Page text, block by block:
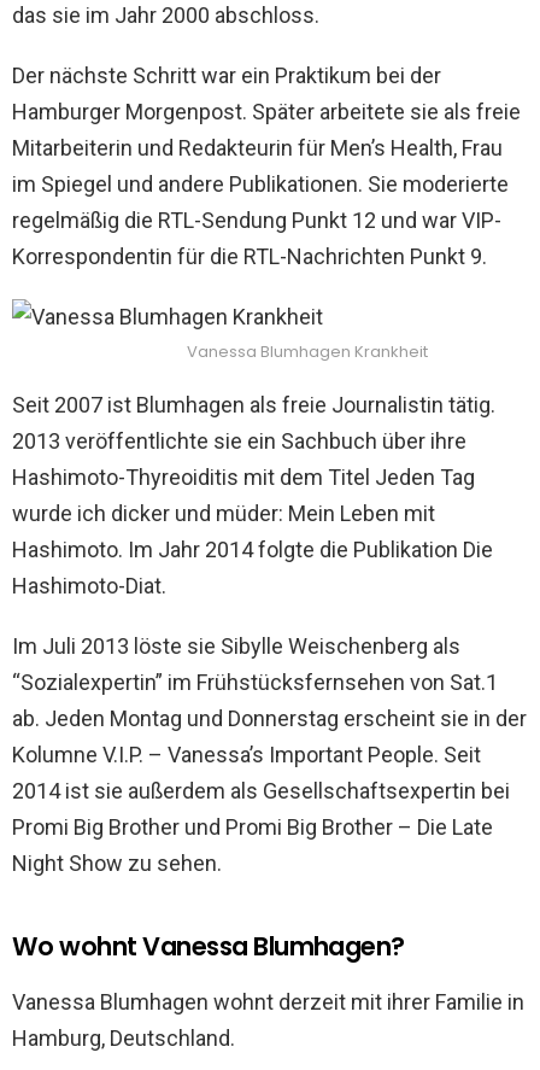
das sie im Jahr 2000 abschloss.
Der nächste Schritt war ein Praktikum bei der
Hamburger Morgenpost. Später arbeitete sie als freie
Mitarbeiterin und Redakteurin für Men’s Health, Frau
im Spiegel und andere Publikationen. Sie moderierte
regelmäßig die RTL-Sendung Punkt 12 und war VIP-
Korrespondentin für die RTL-Nachrichten Punkt 9.
Vanessa Blumhagen Krankheit
Seit 2007 ist Blumhagen als freie Journalistin tätig.
2013 veröffentlichte sie ein Sachbuch über ihre
Hashimoto-Thyreoiditis mit dem Titel Jeden Tag
wurde ich dicker und müder: Mein Leben mit
Hashimoto. Im Jahr 2014 folgte die Publikation Die
Hashimoto-Diat.
Im Juli 2013 löste sie Sibylle Weischenberg als
“Sozialexpertin” im Frühstücksfernsehen von Sat.1
ab. Jeden Montag und Donnerstag erscheint sie in der
Kolumne V.I.P. – Vanessa’s Important People. Seit
2014 ist sie außerdem als Gesellschaftsexpertin bei
Promi Big Brother und Promi Big Brother – Die Late
Night Show zu sehen.
Wo wohnt Vanessa Blumhagen?
Vanessa Blumhagen wohnt derzeit mit ihrer Familie in
Hamburg, Deutschland.